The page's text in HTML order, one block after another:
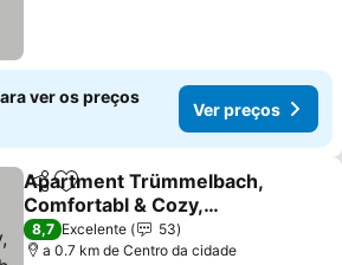
ver os preços
Ver preços
PartilharAdicionar aos favoritos
Apartment Trümmelbach,
Comfortabl & Cozy,
Private Terrace with best
views
Ver preços
8,7 Excelente
53
a 0.7 km de Centro da cidade